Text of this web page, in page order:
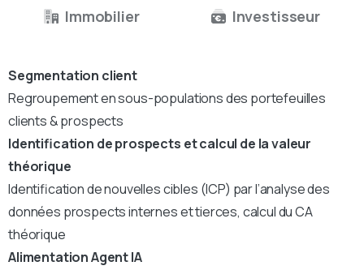
Immobilier Investisseur
Segmentation client
Regroupement en sous-populations des portefeuilles
clients & prospects
Identification de prospects et calcul de la valeur
théorique
Identification de nouvelles cibles (ICP) par l’analyse des
données prospects internes et tierces, calcul du CA
théorique
Alimentation Agent IA